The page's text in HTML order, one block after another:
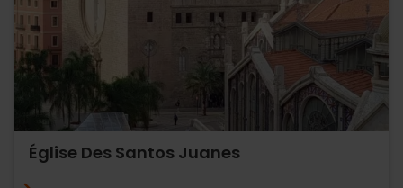
Église Des Santos Juanes